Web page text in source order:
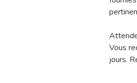
Vous
jours.